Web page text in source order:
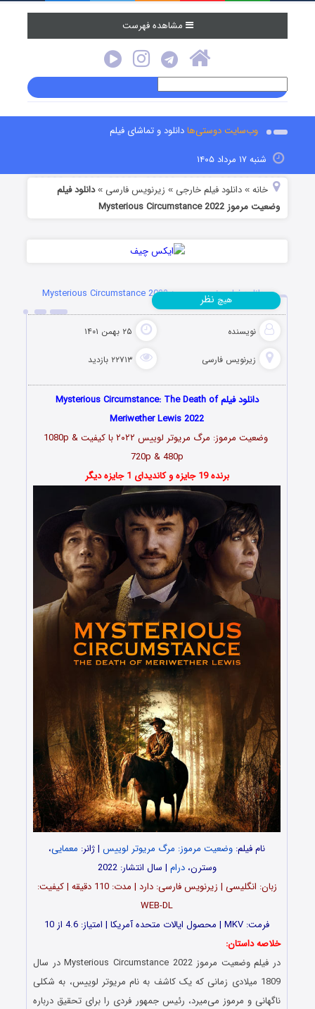
مشاهده فهرست
وب‌سایت دوستی‌هادانلود و تماشای فیلم
شنبه ۱۷ مرداد ۱۴۰۵
خانه »دانلود فیلم خارجی » زیرنویس فارسی »دانلود فیلم
وضعیت مرموز Mysterious Circumstance 2022
دانلود فیلم وضعیت مرموز Mysterious Circumstance 2022
نویسنده ۲۵ بهمن ۱۴۰۱
زیرنویس فارسی ۲۲۷۱۳ بازدید
هیچ نظر
دانلود فیلم Mysterious Circumstance: The Death of
Meriwether Lewis 2022
وضعیت مرموز: مرگ مریوتر لوییس
با کیفیت 1080p &
720p & 480p
برنده 19 جایزه و کاندیدای 1 جایزه دیگر
نام فیلم: وضعیت مرموز: مرگ مریوتر لوییس | ژانر: معمایی،
وسترن،درام | سال انتشار: 2022
زبان: انگلیسی | زیرنویس فارسی: دارد | مدت: 110 دقیقه | کیفیت:
WEB-DL
فرمت: MKV | محصول ایالات متحده آمریکا | امتیاز: 4.6 از 10
خلاصه داستان:
در فیلم وضعیت مرموز Mysterious Circumstance 2022 در سال
1809 میلادی زمانی که یک کاشف به نام مریوتر لوییس، به شکلی
ناگهانی و مرموز می‌میرد، رئیس جمهور فردی را برای تحقیق درباره